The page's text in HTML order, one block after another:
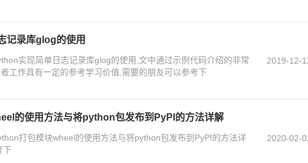
记录库glog的使用
实现简单日志记录库glog的使用,文中通过示例代码介绍的非常
工作具有一定的参考学习价值,需要的朋友可以参考下
2019-12-
的使用方法与将python包发布到PyPI的方法详解
打包模块wheel的使用方法与将python包发布到PyPI的方法详
下
2020-02-